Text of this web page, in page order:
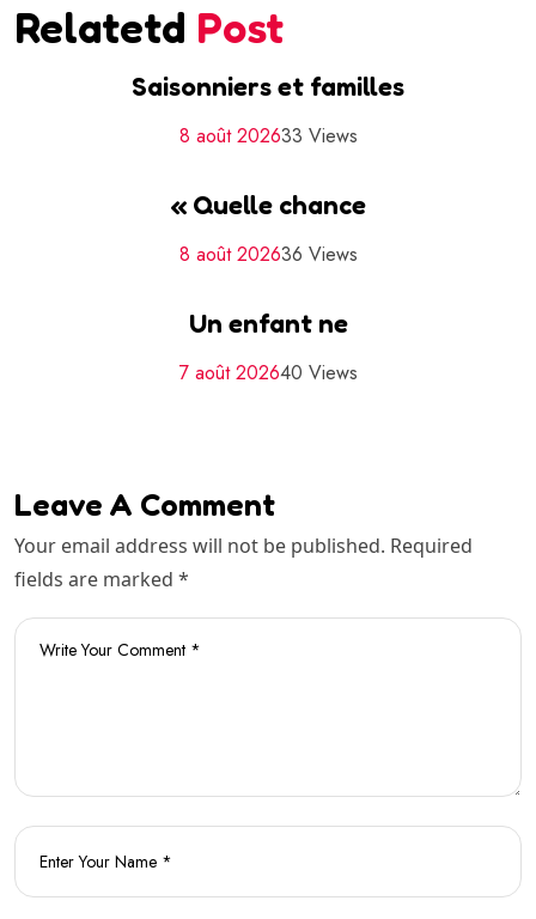
Relatetd Post
Saisonniers et familles
8 août 202633 Views
« Quelle chance
8 août 202636 Views
Un enfant ne
7 août 202640 Views
Leave A Comment
Your email address will not be published. Required
fields are marked *